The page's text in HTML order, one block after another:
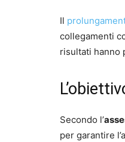
Il
collegamenti
risultati hanno
Secondo l’
per garantire